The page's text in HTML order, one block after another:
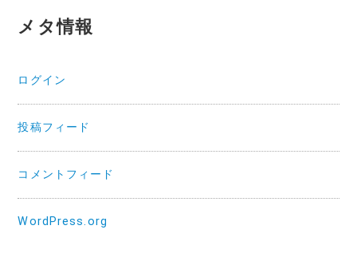
メタ情報
ログイン
投稿フィード
コメントフィード
WordPress.org